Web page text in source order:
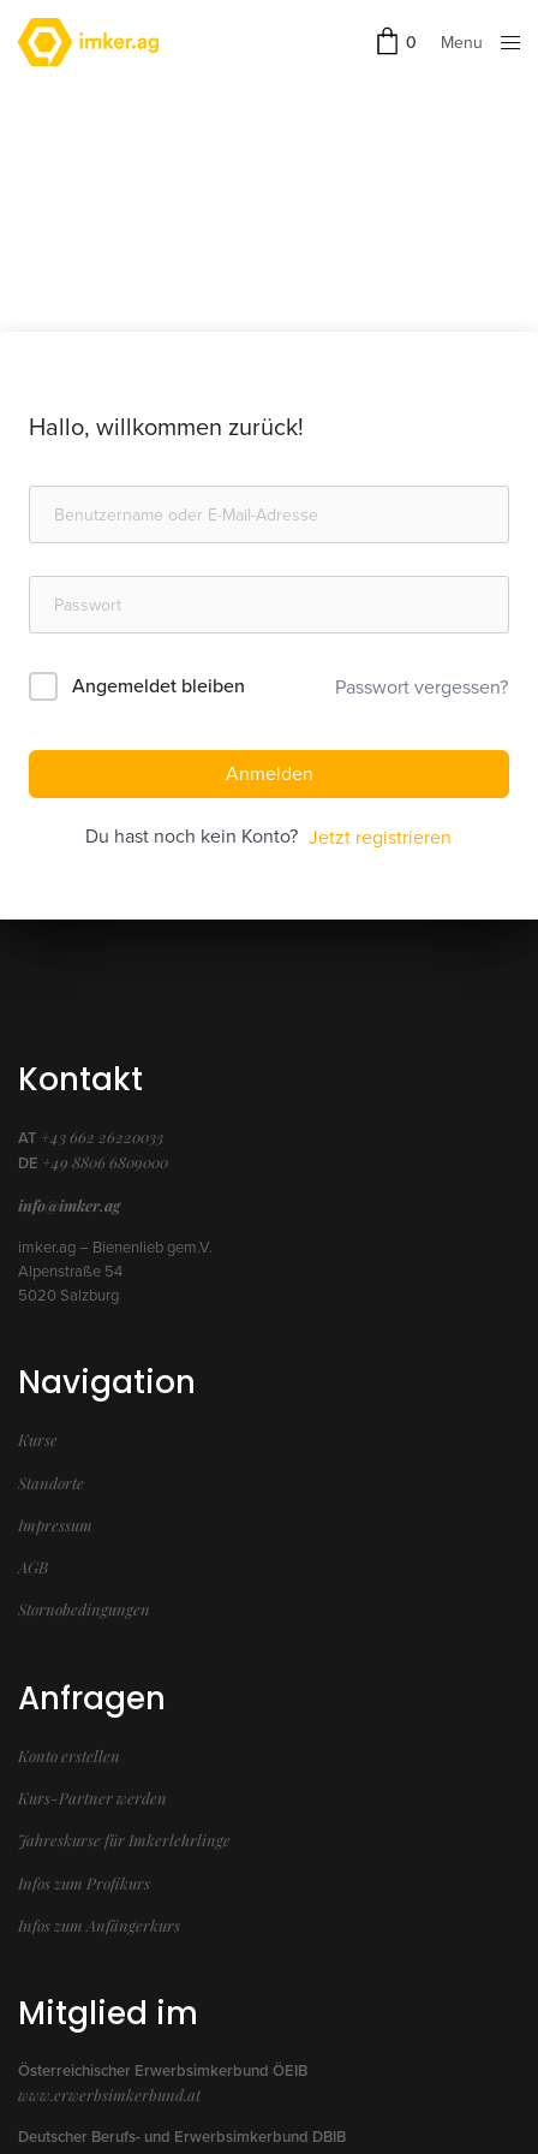
0
Menu
Hallo, willkommen zurück!
Angemeldet bleiben Passwort vergessen?
Anmelden
Du hast noch kein Konto? Jetzt registrieren
Kontakt
AT +43 662 26220033
DE +49 8806 6809000
info@imker.ag
imker.ag – Bienenlieb gem.V.
Alpenstraße 54
5020 Salzburg
Navigation
Kurse
Standorte
Impressum
AGB
Stornobedingungen
Anfragen
Konto erstellen
Kurs-Partner werden
Jahreskurse für Imkerlehrlinge
Infos zum Profikurs
Infos zum Anfängerkurs
Mitglied im
Österreichischer Erwerbsimkerbund ÖEIB
www.erwerbsimkerbund.at
Deutscher Berufs- und Erwerbsimkerbund DBIB